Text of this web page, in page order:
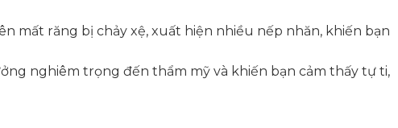
mất răng bị chảy xệ, xuất hiện nhiều nếp nhăn, khiến bạn
nghiêm trọng đến thẩm mỹ và khiến bạn cảm thấy tự ti,